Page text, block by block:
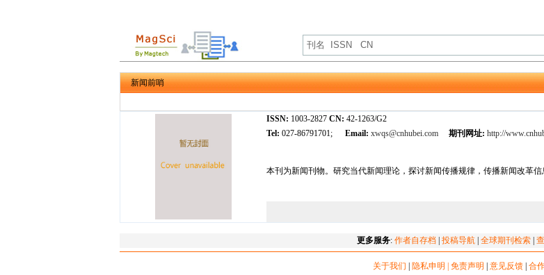
新闻前哨
ISSN: 1003-2827 CN: 42-1263/G2
Tel: 027-86791701; Email: xwqs@cnhubei.com 期刊网址: http://
本刊为新闻刊物。研究当代新闻理论，探讨新闻传播规律，传播新闻改革
更多服务: 作者自存档 投稿导航 全球期刊检索
关于我们 隐私申明 | 免责声明 意见反馈 合